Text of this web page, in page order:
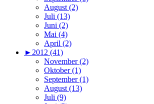
August (2)
Juli (13)
Juni (2)
Mai (4)
April (2)
► 2012 (41)
November (2)
Oktober (1)
September (1)
August (13)
Juli (9)